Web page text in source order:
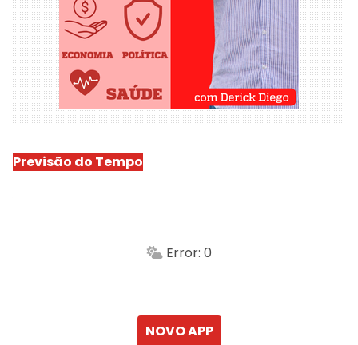
Previsão do Tempo
Min.
Error: 0
NOVO APP